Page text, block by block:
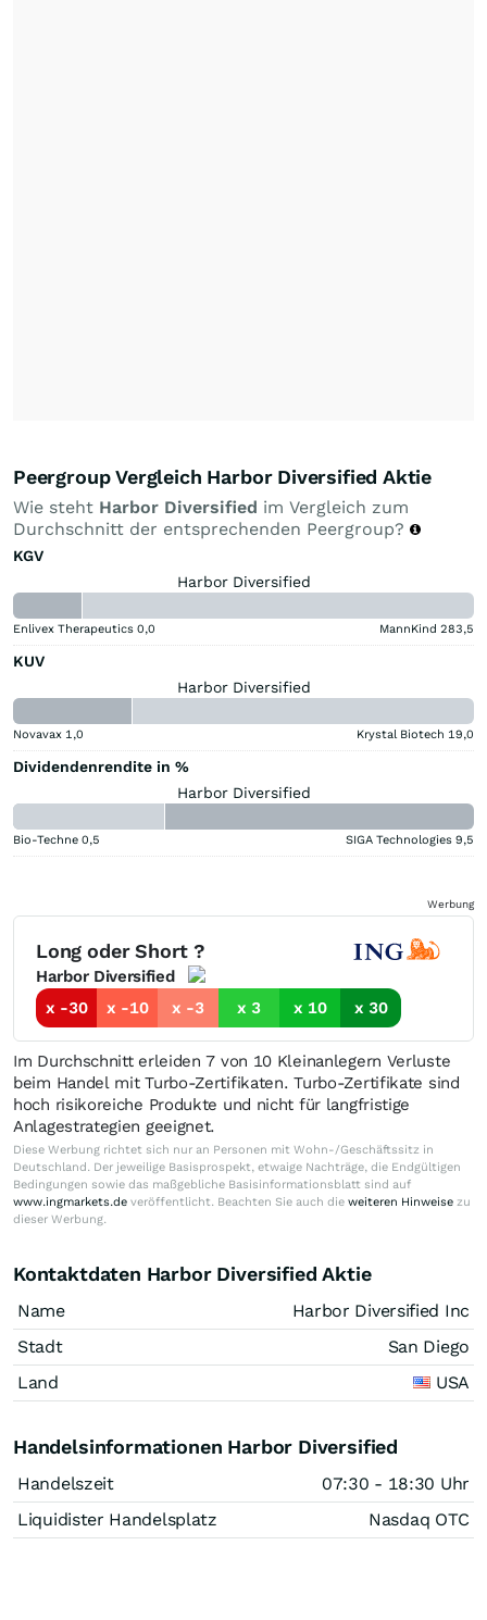
Peergroup Vergleich Harbor Diversified Aktie
Wie steht Harbor Diversified im Vergleich zum
Durchschnitt der entsprechenden Peergroup?
KGV
Harbor Diversified
Enlivex Therapeutics 0,0 MannKind 283,5
KUV
Harbor Diversified
Novavax 1,0 Krystal Biotech 19,0
Dividendenrendite in %
Harbor Diversified
Bio-Techne 0,5 SIGA Technologies 9,5
Werbung
Long oder Short ?
Harbor Diversified
x -30
x -10 x -3 x 3 x 10 x 30
Im Durchschnitt erleiden 7 von 10 Kleinanlegern Verluste
beim Handel mit Turbo-Zertifikaten. Turbo-Zertifikate sind
hoch risikoreiche Produkte und nicht für langfristige
Anlagestrategien geeignet.
Diese Werbung richtet sich nur an Personen mit Wohn-/Geschäftssitz in
Deutschland. Der jeweilige Basisprospekt, etwaige Nachträge, die Endgültigen
Bedingungen sowie das maßgebliche Basisinformationsblatt sind auf
www.ingmarkets.de veröffentlicht. Beachten Sie auch die weiteren Hinweise zu
dieser Werbung.
Kontaktdaten Harbor Diversified Aktie
Name
Harbor Diversified Inc
Stadt
San Diego
Land
USA
Handelsinformationen Harbor Diversified
Handelszeit
07:30 - 18:30 Uhr
Liquidister Handelsplatz
Nasdaq OTC